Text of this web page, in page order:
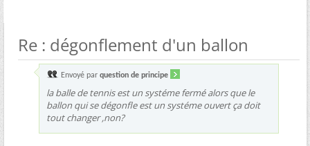
Re : dégonflement d'un ballon
Envoyé par question de principe
la balle de tennis est un systéme fermé alors que le
ballon qui se dégonfle est un systéme ouvert ça doit
tout changer ,non?